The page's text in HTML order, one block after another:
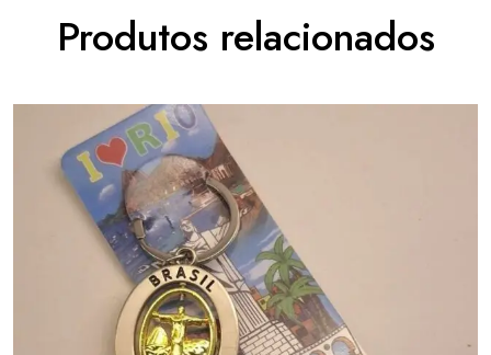
Produtos relacionados